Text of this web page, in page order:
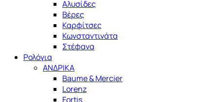
Αλυσίδες
Βέρες
Καρφίτσες
Κωνσταντινάτα
Στέφανα
Ρολόγια
ΑΝΔΡΙΚΑ
Baume & Mercier
Lorenz
Fortis